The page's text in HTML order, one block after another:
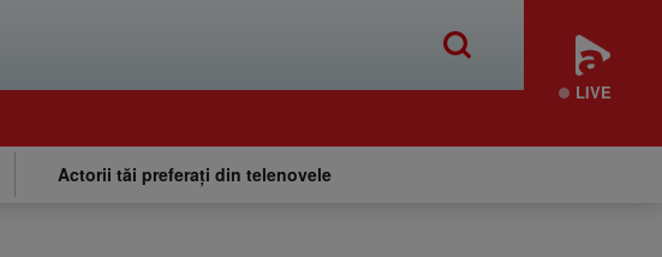
LIVE
Actorii tăi preferați din telenovele